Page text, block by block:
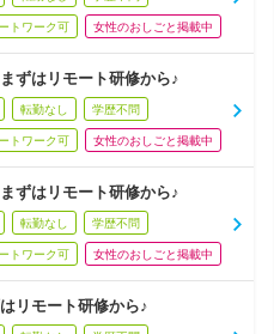
トワーク可 女性のおしごと掲載中
ずはリモート研修から♪
転勤なし 学歴不問
トワーク可 女性のおしごと掲載中
ずはリモート研修から♪
転勤なし 学歴不問
トワーク可 女性のおしごと掲載中
リモート研修から♪